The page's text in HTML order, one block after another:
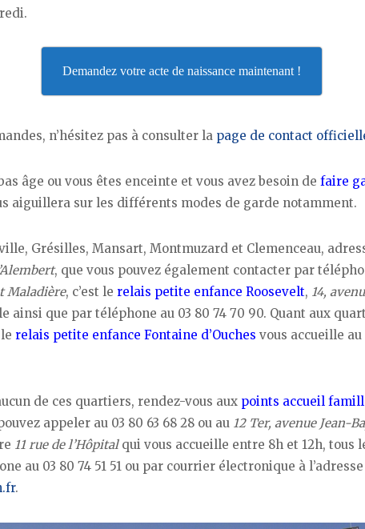
Demandez votre acte de naissance maintenant !
n’hésitez pas à consulter la page de contact
âge ou vous êtes enceinte et vous avez besoin de faire
aiguillera sur les différents modes de garde notamment.
Grésilles, Mansart, Montmuzard et Clemenceau,
, que vous pouvez également contacter par
Maladière, c’est le relais petite enfance Roosevelt, 14,
ainsi que par téléphone au 03 80 74 70 90. Quant aux
relais petite enfance Fontaine d’Ouches vous accueille au
de ces quartiers, rendez-vous aux points accueil
appeler au 03 80 63 68 28 ou au 12 Ter, avenue Jean-
11 rue de l’Hôpitalqui vous accueille entre 8h et 12h, tous
au 03 80 74 51 51 ou par courrier électronique à
.